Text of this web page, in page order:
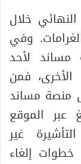
خلال
وفي
مساند لأحد
الأخرى، فمن
منصة مساند
عبر الموقع
غير
إلغاء